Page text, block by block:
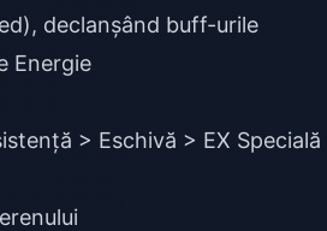
declanșând buff-urile
Energie
> Eschivă > EX Specială